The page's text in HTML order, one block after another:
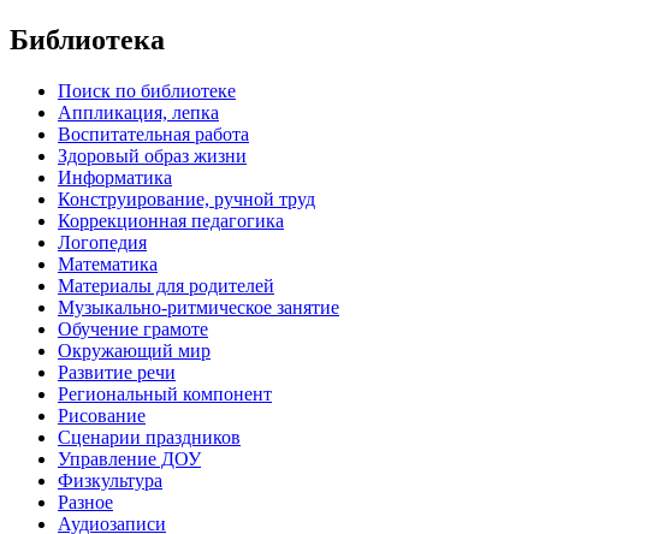
Библиотека
Поиск по библиотеке
Аппликация, лепка
Воспитательная работа
Здоровый образ жизни
Информатика
Конструирование, ручной труд
Коррекционная педагогика
Логопедия
Математика
Материалы для родителей
Музыкально-ритмическое занятие
Обучение грамоте
Окружающий мир
Развитие речи
Региональный компонент
Рисование
Сценарии праздников
Управление ДОУ
Физкультура
Разное
Аудиозаписи